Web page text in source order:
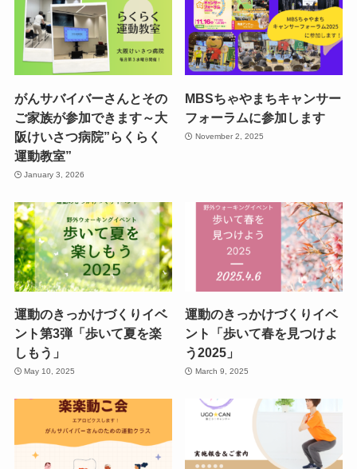
がんサバイバーさんとその
ご家族が参加できます～大
阪けいさつ病院”らくらく
運動教室”
January 3, 2026
MBSちゃやまちキャンサー
フォーラムに参加します
November 2, 2025
運動のきっかけづくりイベ
ント第3弾「歩いて夏を楽
しもう」
May 10, 2025
運動のきっかけづくりイベ
ント「歩いて春を見つけよ
う2025」
March 9, 2025